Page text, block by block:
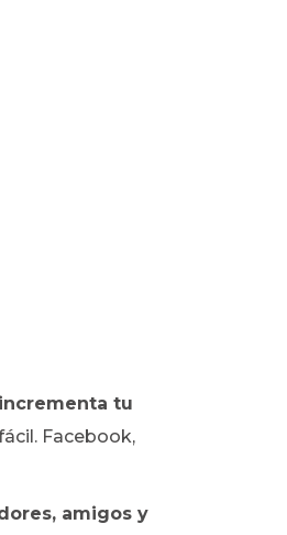
tu
Facebook,
amigos y